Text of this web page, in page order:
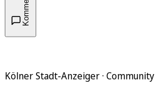
Kölner Stadt-Anzeiger · Community